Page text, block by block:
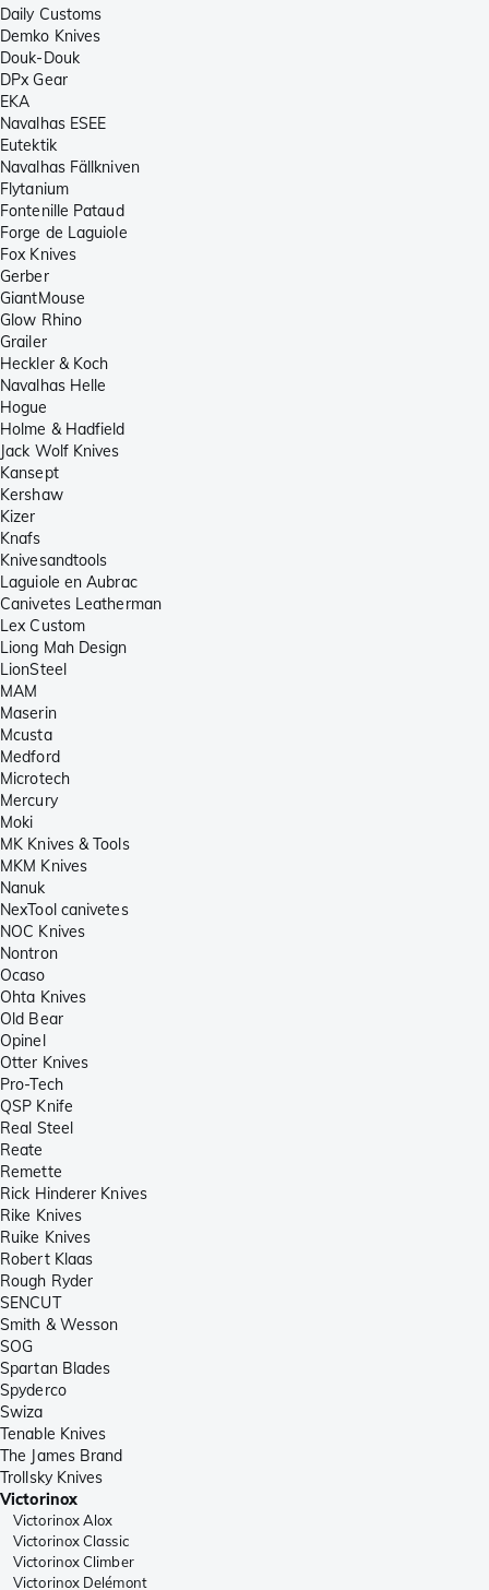
Daily Customs
Demko Knives
Douk-Douk
DPx Gear
EKA
Navalhas ESEE
Eutektik
Navalhas Fällkniven
Flytanium
Fontenille Pataud
Forge de Laguiole
Fox Knives
Gerber
GiantMouse
Glow Rhino
Grailer
Heckler & Koch
Navalhas Helle
Hogue
Holme & Hadfield
Jack Wolf Knives
Kansept
Kershaw
Kizer
Knafs
Knivesandtools
Laguiole en Aubrac
Canivetes Leatherman
Lex Custom
Liong Mah Design
LionSteel
MAM
Maserin
Mcusta
Medford
Microtech
Mercury
Moki
MK Knives & Tools
MKM Knives
Nanuk
NexTool canivetes
NOC Knives
Nontron
Ocaso
Ohta Knives
Old Bear
Opinel
Otter Knives
Pro-Tech
QSP Knife
Real Steel
Reate
Remette
Rick Hinderer Knives
Rike Knives
Ruike Knives
Robert Klaas
Rough Ryder
SENCUT
Smith & Wesson
SOG
Spartan Blades
Spyderco
Swiza
Tenable Knives
The James Brand
Trollsky Knives
Victorinox
Victorinox Alox
Victorinox Classic
Victorinox Climber
Victorinox Delémont